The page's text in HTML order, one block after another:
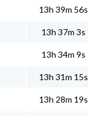
13h 39m 56s
13h 37m 3s
13h 34m 9s
13h 31m 15s
13h 28m 19s